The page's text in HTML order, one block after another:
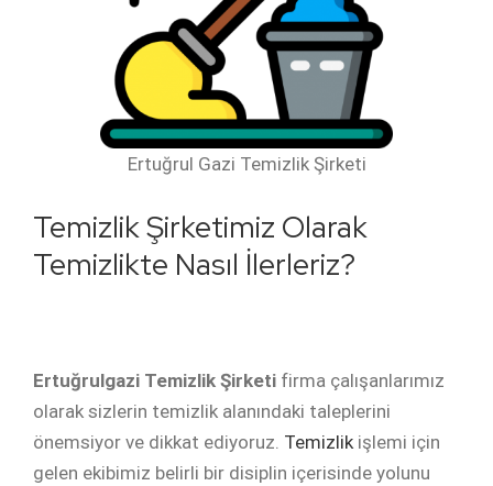
Ertuğrul Gazi Temizlik Şirketi
Temizlik Şirketimiz Olarak
Temizlikte Nasıl İlerleriz?
Ertuğrulgazi Temizlik Şirketi firma çalışanlarımız
olarak sizlerin temizlik alanındaki taleplerini
önemsiyor ve dikkat ediyoruz. Temizlikişlemi için
gelen ekibimiz belirli bir disiplin içerisinde yolunu